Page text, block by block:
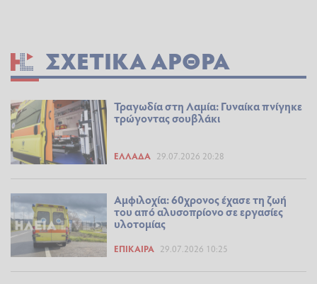
ΣΧΕΤΙΚΆ ΆΡΘΡΑ
Τραγωδία στη Λαμία: Γυναίκα πνίγηκε
τρώγοντας σουβλάκι
ΕΛΛΆΔΑ 29.07.2026 20:28
Αμφιλοχία: 60χρονος έχασε τη ζωή
του από αλυσοπρίονο σε εργασίες
υλοτομίας
ΕΠΊΚΑΙΡΑ 29.07.2026 10:25